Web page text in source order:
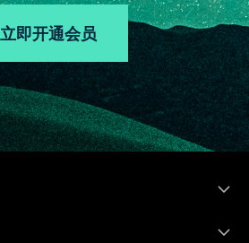
立即开通会员